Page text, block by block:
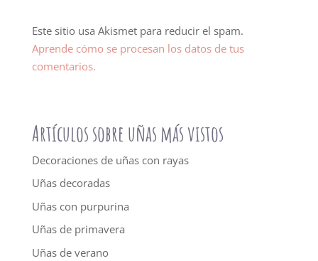
Este sitio usa Akismet para reducir el spam.
Aprende cómo se procesan los datos de tus
comentarios.
Artículos sobre uñas más vistos
Decoraciones de uñas con rayas
Uñas decoradas
Uñas con purpurina
Uñas de primavera
Uñas de verano